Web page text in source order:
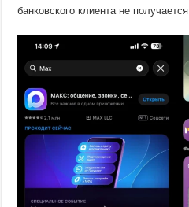
банковского клиента не получается.